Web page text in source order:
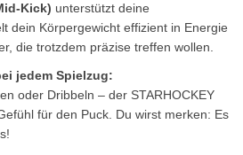
Kick) unterstützt deine
dein Körpergewicht effizient in Energie
die trotzdem präzise treffen wollen.
jedem Spielzug:
oder Dribbeln – der STARHOCKEY
für den Puck. Du wirst merken: Es